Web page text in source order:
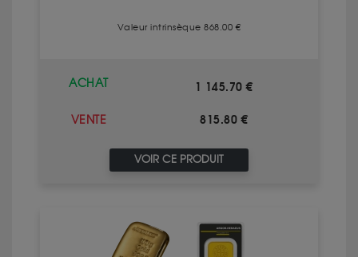
Valeur intrinsèque 868.00 €
ACHAT 1 145.70 €
VENTE 815.80 €
VOIR CE PRODUIT